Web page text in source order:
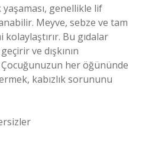
yaşaması, genellikle lif
Meyve, sebze ve tam
kolaylaştırır. Bu gıdalar
ve dışkının
Çocuğunuzun her öğününde
kabızlık sorununu